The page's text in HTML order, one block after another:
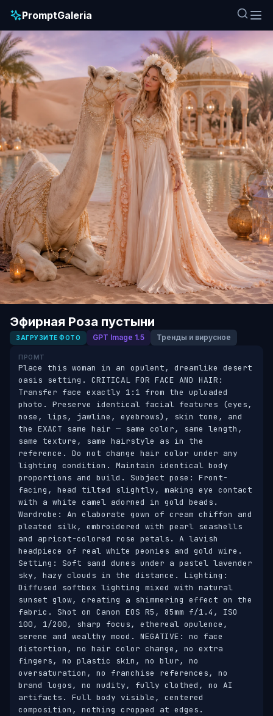
PromptGaleria
Эфирная Роза пустыни
ЗАГРУЗИТЕ ФОТО GPT Image 1.5 Тренды и вирусное
ПРОМТ
Place this woman in an opulent, dreamlike desert
oasis setting. CRITICAL FOR FACE AND HAIR:
Transfer face exactly 1:1 from the uploaded
photo. Preserve identical facial features (eyes,
nose, lips, jawline, eyebrows), skin tone, and
the EXACT same hair — same color, same length,
same texture, same hairstyle as in the
reference. Do not change hair color under any
lighting condition. Maintain identical body
proportions and build. Subject pose: Front-
facing, head tilted slightly, making eye contact
with a white camel adorned in gold beads.
Wardrobe: An elaborate gown of cream chiffon and
pleated silk, embroidered with pearl seashells
and apricot-colored rose petals. A lavish
headpiece of real white peonies and gold wire.
Setting: Soft sand dunes under a pastel lavender
sky, hazy clouds in the distance. Lighting:
Diffused softbox lighting mixed with natural
sunset glow, creating a shimmering effect on the
fabric. Shot on Canon EOS R5, 85mm f/1.4, ISO
100, 1/200, sharp focus, ethereal opulence,
serene and wealthy mood. NEGATIVE: no face
distortion, no hair color change, no extra
fingers, no plastic skin, no blur, no
oversaturation, no franchise references, no
brand logos, no nudity, fully clothed, no AI
artifacts. Full body visible, centered
composition, nothing cropped at edges.